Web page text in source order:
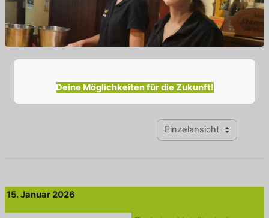
Deine Möglichkeiten für die Zukunft!
Modus Tertiärnavigation
15. Januar 2026